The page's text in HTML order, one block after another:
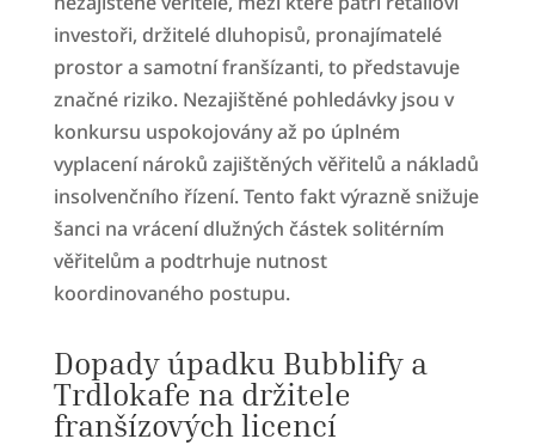
investoři, držitelé dluhopisů, pronajímatelé
prostor a samotní franšízanti, to představuje
značné riziko. Nezajištěné pohledávky jsou v
konkursu uspokojovány až po úplném
vyplacení nároků zajištěných věřitelů a nákladů
insolvenčního řízení. Tento fakt výrazně snižuje
šanci na vrácení dlužných částek solitérním
věřitelům a podtrhuje nutnost
koordinovaného postupu.
Dopady úpadku Bubblify a
Trdlokafe na držitele
franšízových licencí